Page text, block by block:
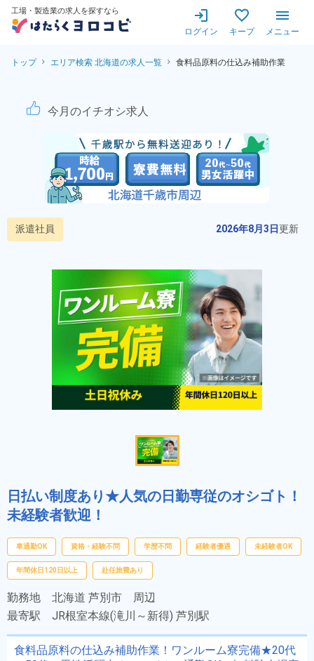
工場・製造業の求人を探すなら
ログイン キープ メニュー
トップ エリア検索 北海道の求人一覧 食料品原料の仕込み補助作業
食料品原料の仕込み補助作
今月のイチオシ求人
派遣社員 2026年8月3日更新
日払い制度あり★人気の日勤専従のオシゴト！
未経験者歓迎！
車通勤OK 資格・経験不問 学歴不問 経験者優遇 未経験者OK
年間休日120日以上 赴任旅費あり
勤務地 北海道 芦別市 周辺
最寄駅 JR根室本線(滝川～新得) 芦別駅
食料品原料の仕込み補助作業！ワンルーム寮完備★20代